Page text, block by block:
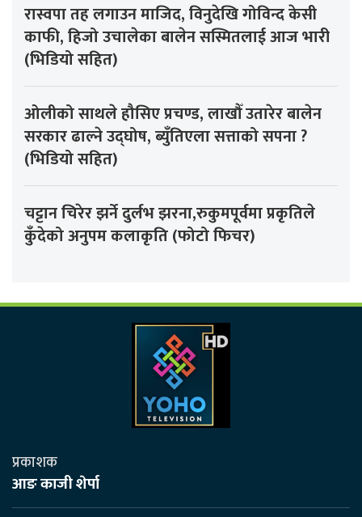
रास्वपा तह लगाउन माजिद, विनुदेखि गोविन्द केसी
काफी, हिजो उचालेका बालेन सस्मितलाई आज भारी
(भिडियो सहित)
ओलीको साथले हौसिए प्रचण्ड, लाखौँ उतारेर बालेन
सरकार ढाल्ने उद्घोष, ब्युँतिएला सत्ताको सपना ?
(भिडियो सहित)
चट्टान चिरेर झर्ने दुर्लभ झरना,रुकुमपूर्वमा प्रकृतिले
कुँदेको अनुपम कलाकृति (फोटो फिचर)
प्रकाशक
आङ काजी शेर्पा